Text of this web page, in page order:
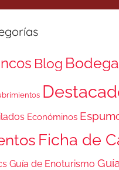
Blog
Económinos
Ficha de
Guía de Enoturismo